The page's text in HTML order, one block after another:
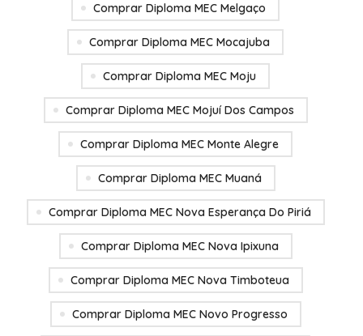
Comprar Diploma MEC Melgaço
Comprar Diploma MEC Mocajuba
Comprar Diploma MEC Moju
Comprar Diploma MEC Mojuí Dos Campos
Comprar Diploma MEC Monte Alegre
Comprar Diploma MEC Muaná
Comprar Diploma MEC Nova Esperança Do Piriá
Comprar Diploma MEC Nova Ipixuna
Comprar Diploma MEC Nova Timboteua
Comprar Diploma MEC Novo Progresso